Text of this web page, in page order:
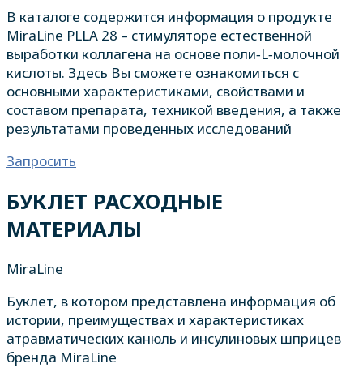
В каталоге содержится информация о продукте
MiraLine PLLA 28 – стимуляторе естественной
выработки коллагена на основе поли‑L‑молочной
кислоты. Здесь Вы сможете ознакомиться с
основными характеристиками, свойствами и
составом препарата, техникой введения, а также
результатами проведенных исследований
Запросить
БУКЛЕТ РАСХОДНЫЕ
МАТЕРИАЛЫ
MiraLine
Буклет, в котором представлена информация об
истории, преимуществах и характеристиках
атравматических канюль и инсулиновых шприцев
бренда MiraLine